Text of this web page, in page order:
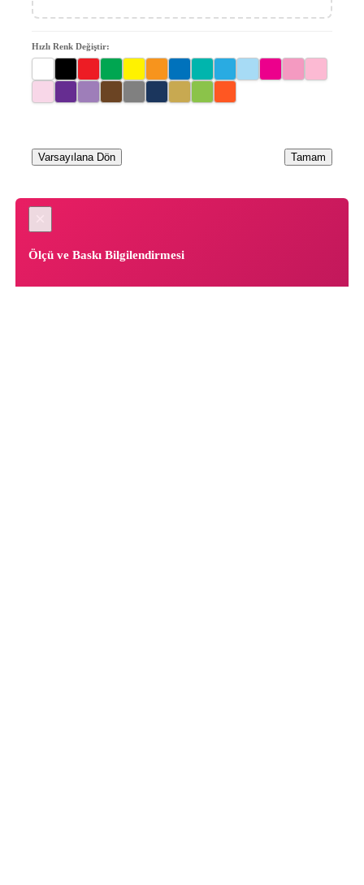
Hızlı Renk Değiştir:
Varsayılana Dön Tamam
Ölçü ve Baskı Bilgilendirmesi